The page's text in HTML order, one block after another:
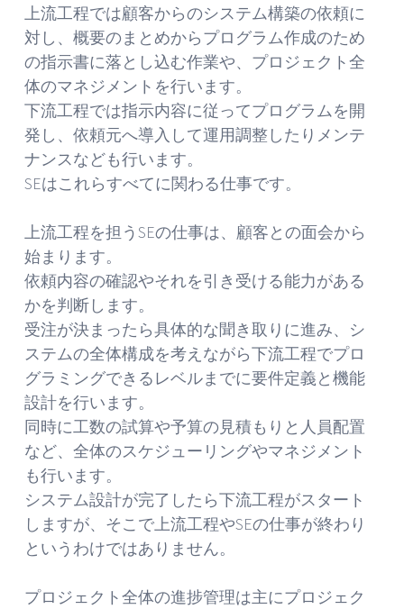
上流工程では顧客からのシステム構築の依頼に
対し、概要のまとめからプログラム作成のため
の指示書に落とし込む作業や、プロジェクト全
体のマネジメントを行います。
下流工程では指示内容に従ってプログラムを開
発し、依頼元へ導入して運用調整したりメンテ
ナンスなども行います。
SEはこれらすべてに関わる仕事です。
上流工程を担うSEの仕事は、顧客との面会から
始まります。
依頼内容の確認やそれを引き受ける能力がある
かを判断します。
受注が決まったら具体的な聞き取りに進み、シ
ステムの全体構成を考えながら下流工程でプロ
グラミングできるレベルまでに要件定義と機能
設計を行います。
同時に工数の試算や予算の見積もりと人員配置
など、全体のスケジューリングやマネジメント
も行います。
システム設計が完了したら下流工程がスタート
しますが、そこで上流工程やSEの仕事が終わり
というわけではありません。
プロジェクト全体の進捗管理は主にプロジェク